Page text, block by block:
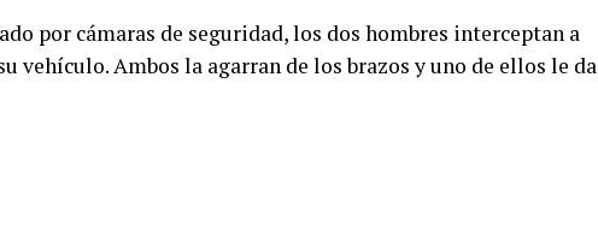
por cámaras de seguridad, los dos hombres interceptan a
vehículo. Ambos la agarran de los brazos y uno de ellos le da